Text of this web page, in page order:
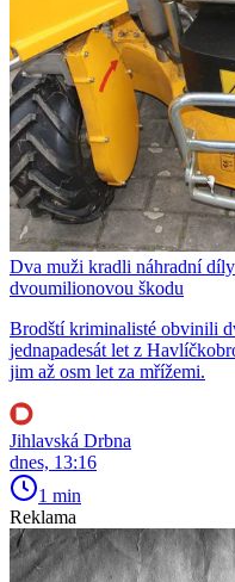
Dva muži kradli náhradní
dvoumilionovou škodu
Brodští kriminalisté obvinili
jednapadesát let z
jim až osm let za mřížemi.
Jihlavská Drbna
dnes, 13:16
1 min
Reklama